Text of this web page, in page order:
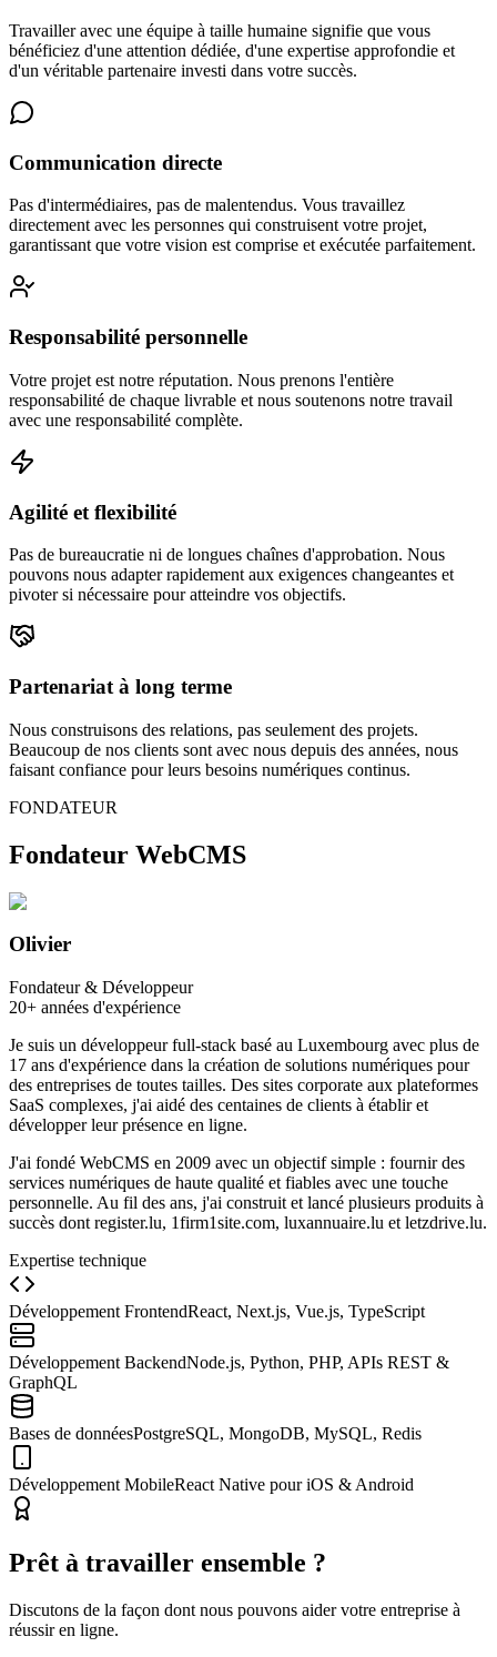
Travailler avec une équipe à taille humaine signifie que vous
bénéficiez d'une attention dédiée, d'une expertise approfondie et
d'un véritable partenaire investi dans votre succès.
Communication directe
Pas d'intermédiaires, pas de malentendus. Vous travaillez
directement avec les personnes qui construisent votre projet,
garantissant que votre vision est comprise et exécutée parfaitement.
Responsabilité personnelle
Votre projet est notre réputation. Nous prenons l'entière
responsabilité de chaque livrable et nous soutenons notre travail
avec une responsabilité complète.
Agilité et flexibilité
Pas de bureaucratie ni de longues chaînes d'approbation. Nous
pouvons nous adapter rapidement aux exigences changeantes et
pivoter si nécessaire pour atteindre vos objectifs.
Partenariat à long terme
Nous construisons des relations, pas seulement des projets.
Beaucoup de nos clients sont avec nous depuis des années, nous
faisant confiance pour leurs besoins numériques continus.
FONDATEUR
Fondateur WebCMS
Olivier
Fondateur & Développeur
20+ années d'expérience
Je suis un développeur full-stack basé au Luxembourg avec plus de
17 ans d'expérience dans la création de solutions numériques pour
des entreprises de toutes tailles. Des sites corporate aux plateformes
SaaS complexes, j'ai aidé des centaines de clients à établir et
développer leur présence en ligne.
J'ai fondé WebCMS en 2009 avec un objectif simple : fournir des
services numériques de haute qualité et fiables avec une touche
personnelle. Au fil des ans, j'ai construit et lancé plusieurs produits à
succès dont register.lu, 1firm1site.com, luxannuaire.lu et letzdrive.lu.
Expertise technique
Développement FrontendReact, Next.js, Vue.js, TypeScript
Développement BackendNode.js, Python, PHP, APIs REST &
GraphQL
Bases de donnéesPostgreSQL, MongoDB, MySQL, Redis
Développement MobileReact Native pour iOS & Android
Prêt à travailler ensemble ?
Discutons de la façon dont nous pouvons aider votre entreprise à
réussir en ligne.